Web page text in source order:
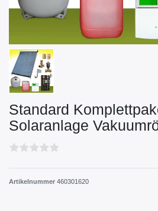
Standard
Solaranlage
Artikelnummer 460301620